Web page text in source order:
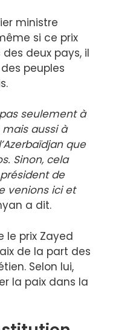
ministre
si ce prix
deux pays, il
peuples
seulement à
aussi à
que
Sinon, cela
de
venions ici et
a dit.
le prix Zayed
de la part des
Selon lui,
la paix dans la